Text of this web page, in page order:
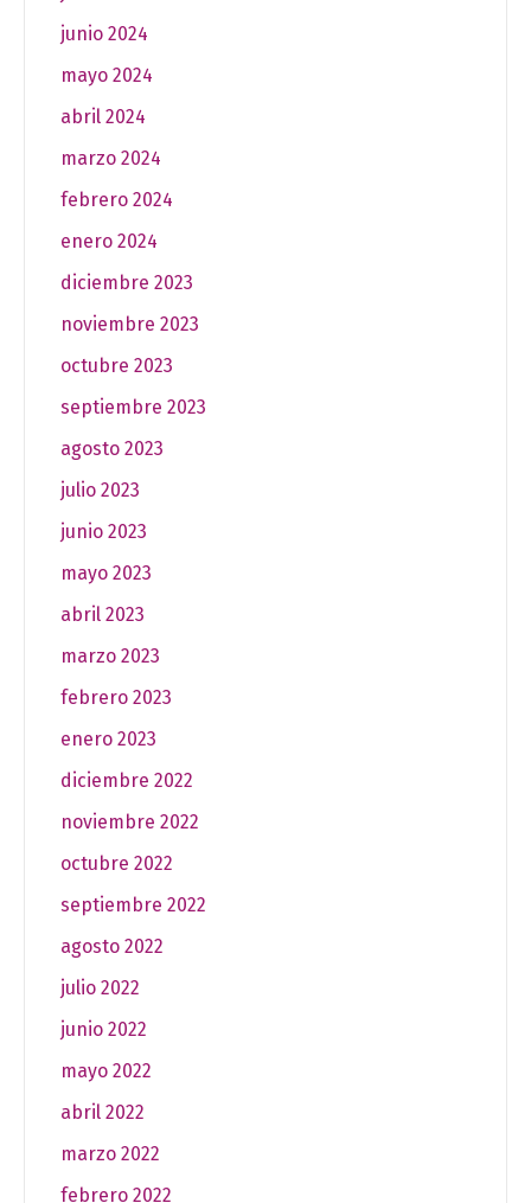
junio 2024
mayo 2024
abril 2024
marzo 2024
febrero 2024
enero 2024
diciembre 2023
noviembre 2023
octubre 2023
septiembre 2023
agosto 2023
julio 2023
junio 2023
mayo 2023
abril 2023
marzo 2023
febrero 2023
enero 2023
diciembre 2022
noviembre 2022
octubre 2022
septiembre 2022
agosto 2022
julio 2022
junio 2022
mayo 2022
abril 2022
marzo 2022
febrero 2022